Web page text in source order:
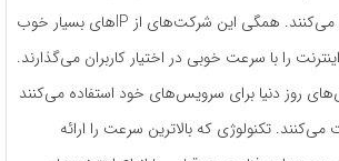
اینترنت ADSL پشتیبانی می‌کنند. همگی این شرکت‌های از IPهای بسیار خوب
را با سرعت خوبی در اختیار کاربران می‌گذارند.
روز دنیا برای سرویس‌های خود استفاده می‌کنند
تکنولوژی که بالاترین سرعت را ارائه